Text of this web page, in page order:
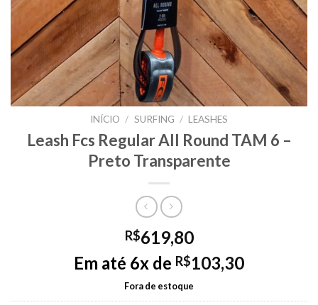
INÍCIO / SURFING / LEASHES
Leash Fcs Regular All Round TAM 6 –
Preto Transparente
R$619,80
Em até 6x de R$103,30
Fora de estoque